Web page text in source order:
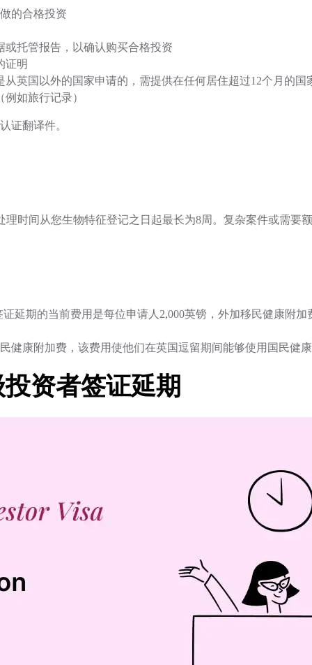
的合格投资
或托管报告，以确认购买合格投资
证明
从英国以外的国家申请的，需提供在任何居住超过12个月的国
如旅行记录）
证翻译件。
理时间从您生物特征登记之日起最长为8周。复杂案件或需要
延期的当前费用是每位申请人2,000英镑，外加移民健康附
健康附加费，该费用使他们在英国逗留期间能够使用国民健
资者签证延期